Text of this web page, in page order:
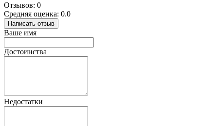
Отзывов: 0
Средняя оценка: 0.0
Написать отзыв
Ваше имя
Достоинства
Недостатки